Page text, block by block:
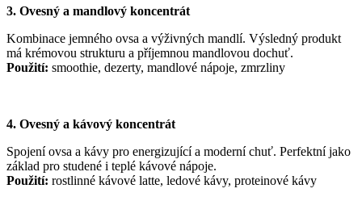
3. Ovesný a mandlový koncentrát
Kombinace jemného ovsa a výživných mandlí. Výsledný produkt
má krémovou strukturu a příjemnou mandlovou dochuť.
Použití: smoothie, dezerty, mandlové nápoje, zmrzliny
4. Ovesný a kávový koncentrát
Spojení ovsa a kávy pro energizující a moderní chuť. Perfektní jako
základ pro studené i teplé kávové nápoje.
Použití: rostlinné kávové latte, ledové kávy, proteinové kávy